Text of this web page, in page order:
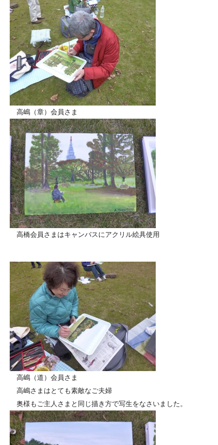
高嶋（章）会員さま
高橋会員さまはキャンバスにアクリル絵具使用
高嶋（道）会員さま
高嶋さまはとても素敵なご夫婦
奥様もご主人さまと同じ描き方で写生をなさいました。